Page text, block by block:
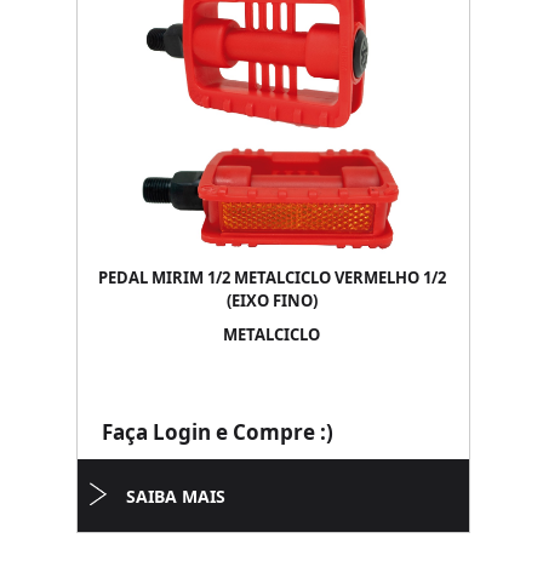
PEDAL MIRIM 1/2 METALCICLO VERMELHO 1/2
(EIXO FINO)
METALCICLO
Faça Login e Compre :)
SAIBA MAIS